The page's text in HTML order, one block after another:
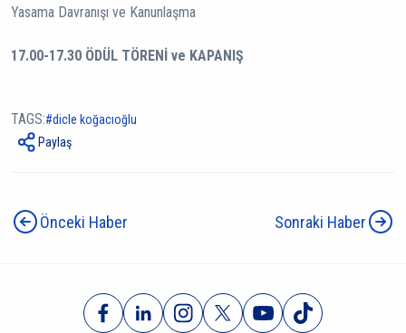
Yasama Davranışı ve Kanunlaşma
17.00-17.30 ÖDÜL TÖRENİ ve KAPANIŞ
TAGS: dicle koğacıoğlu
Paylaş
Önceki Haber Sonraki Haber